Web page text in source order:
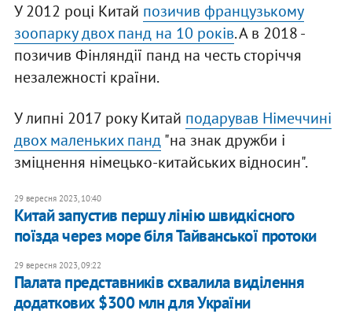
У 2012 році Китай позичив французькому
зоопарку двох панд на 10 років. А в 2018 -
позичив Фінляндії панд на честь сторіччя
незалежності країни.
У липні 2017 року Китай подарував Німеччині
двох маленьких панд"на знак дружби і
зміцнення німецько-китайських відносин".
29 вересня 2023, 10:40
Китай запустив першу лінію швидкісного
поїзда через море біля Тайванської протоки
29 вересня 2023, 09:22
Палата представників схвалила виділення
додаткових $300 млн для України